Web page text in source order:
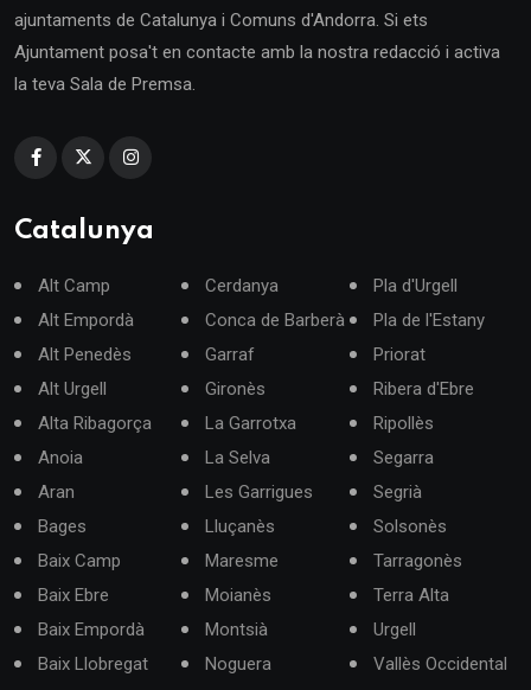
ajuntaments de Catalunya i Comuns d'Andorra. Si ets
Ajuntament posa't en contacte amb la nostra redacció i activa
la teva Sala de Premsa.
Catalunya
Alt Camp
Alt Empordà
Alt Penedès
Alt Urgell
Alta Ribagorça
Anoia
Aran
Bages
Baix Camp
Baix Ebre
Baix Empordà
Baix Llobregat
Cerdanya
Conca de Barberà
Garraf
Gironès
La Garrotxa
La Selva
Les Garrigues
Lluçanès
Maresme
Moianès
Montsià
Noguera
Pla d'Urgell
Pla de l'Estany
Priorat
Ribera d'Ebre
Ripollès
Segarra
Segrià
Solsonès
Tarragonès
Terra Alta
Urgell
Vallès Occidental